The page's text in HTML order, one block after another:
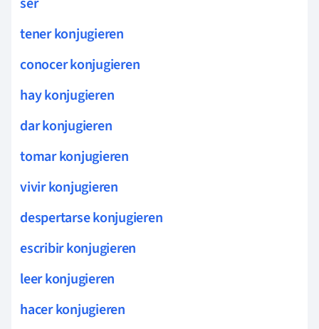
tener konjugieren
conocer konjugieren
hay konjugieren
dar konjugieren
tomar konjugieren
vivir konjugieren
despertarse konjugieren
escribir konjugieren
leer konjugieren
hacer konjugieren